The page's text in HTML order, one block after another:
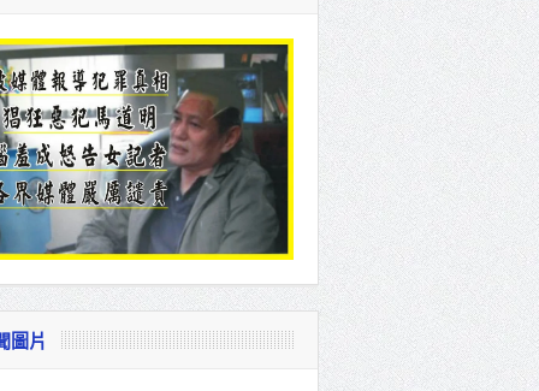
圖片